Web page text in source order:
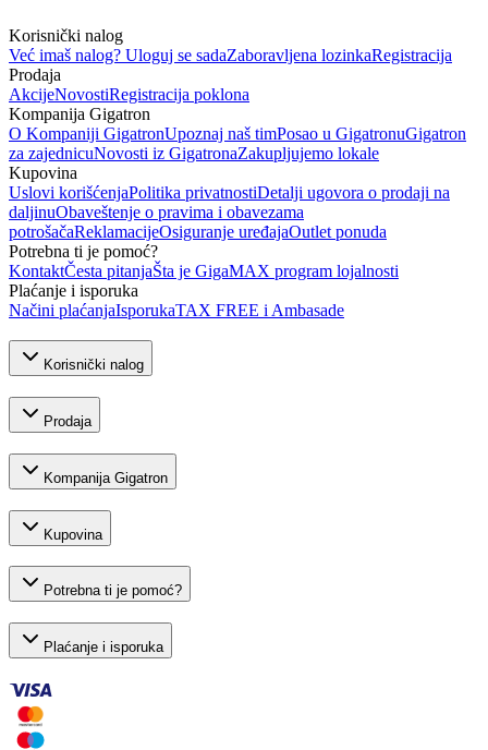
Korisnički nalog
Već imaš nalog? Uloguj se sadaZaboravljena lozinkaRegistracija
Prodaja
AkcijeNovostiRegistracija poklona
Kompanija Gigatron
O Kompaniji GigatronUpoznaj naš timPosao u GigatronuGigatron
za zajednicuNovosti iz GigatronaZakupljujemo lokale
Kupovina
Uslovi korišćenjaPolitika privatnostiDetalji ugovora o prodaji na
daljinuObaveštenje o pravima i obavezama
potrošačaReklamacijeOsiguranje uređajaOutlet ponuda
Potrebna ti je pomoć?
KontaktČesta pitanjaŠta je GigaMAX program lojalnosti
Plaćanje i isporuka
Načini plaćanjaIsporukaTAX FREE i Ambasade
Korisnički nalog
Prodaja
Kompanija Gigatron
Kupovina
Potrebna ti je pomoć?
Plaćanje i isporuka